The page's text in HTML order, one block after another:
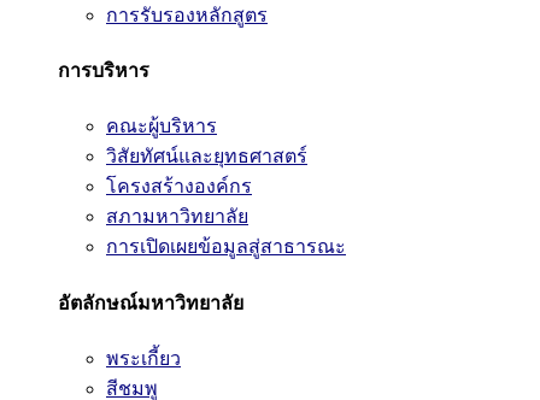
การรับรองหลักสูตร
การบริหาร
คณะผู้บริหาร
วิสัยทัศน์และยุทธศาสตร์
โครงสร้างองค์กร
สภามหาวิทยาลัย
การเปิดเผยข้อมูลสู่สาธารณะ
อัตลักษณ์มหาวิทยาลัย
พระเกี้ยว
สีชมพู